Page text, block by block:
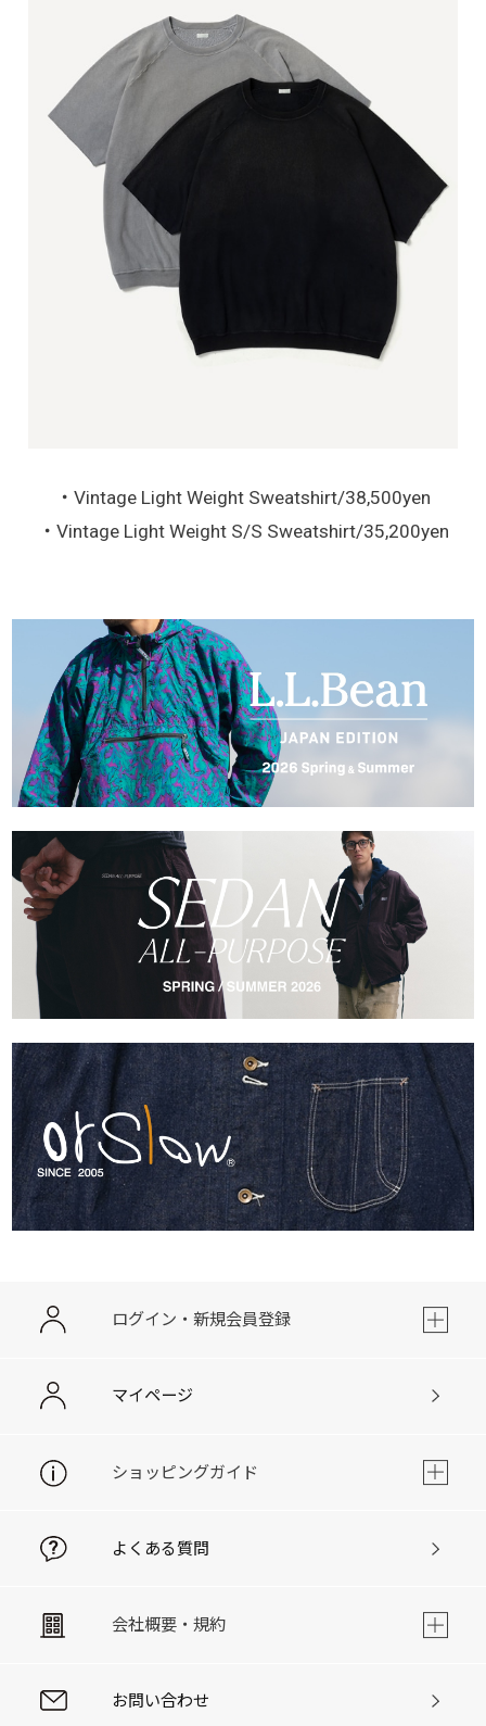
・Vintage Light Weight Sweatshirt/38,500yen
・Vintage Light Weight S/S Sweatshirt/35,200yen
ログイン・新規会員登録
マイページ
ショッピングガイド
よくある質問
会社概要・規約
お問い合わせ